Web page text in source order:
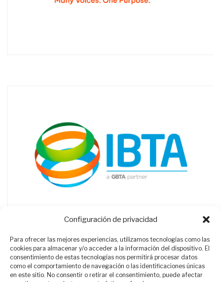
Configuración de privacidad
Para ofrecer las mejores experiencias, utilizamos tecnologías como las
cookies para almacenar y/o acceder a la información del dispositivo. El
consentimiento de estas tecnologías nos permitirá procesar datos
como el comportamiento de navegación o las identificaciones únicas
en este sitio. No consentir o retirar el consentimiento, puede afectar